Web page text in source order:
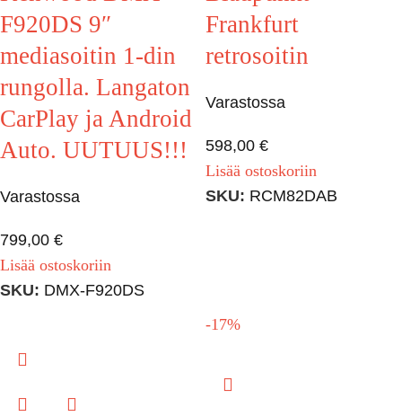
F920DS 9″
mediasoitin 1-din
rungolla. Langaton
CarPlay ja Android
Auto. UUTUUS!!!
Varastossa
799,00 €
Lisää ostoskoriin
SKU: DMX-F920DS
Frankfurt
retrosoitin
Varastossa
598,00 €
Lisää ostoskoriin
SKU: RCM82DAB
-17%